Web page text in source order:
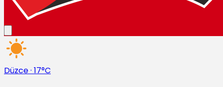
Düzce· 17°C